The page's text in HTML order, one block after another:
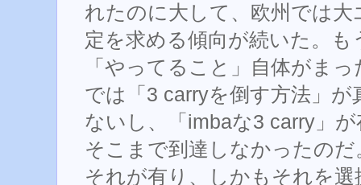
れたのに大して、欧州では
定を求める傾向が続いた。
「やってること」自体がま
では「3 carryを倒す方法」
ないし、「imbaな3 carry」
そこまで到達しなかったの
それが有り、しかもそれを